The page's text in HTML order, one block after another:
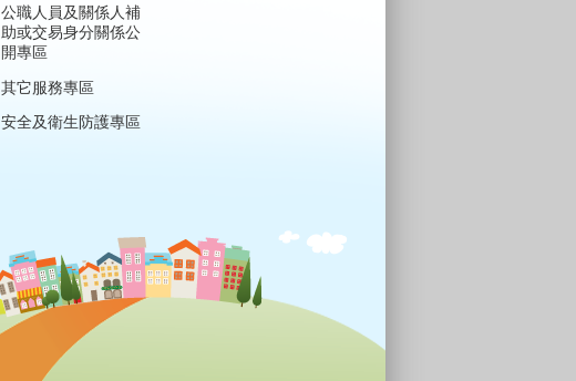
公職人員及關係人補
助或交易身分關係公
開專區
其它服務專區
安全及衛生防護專區